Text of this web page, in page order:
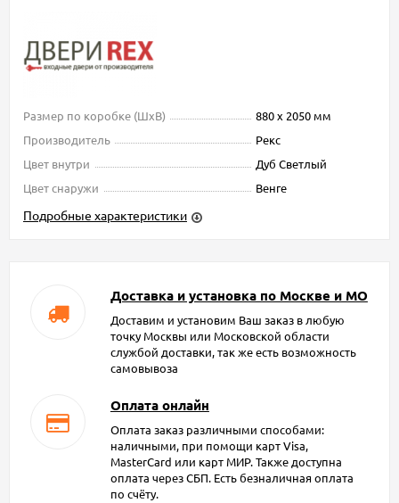
Размер по коробке (ШxВ)
880 х 2050 мм
Производитель
Рекс
Цвет внутри
Дуб Светлый
Цвет снаружи
Венге
Подробные характеристики
Доставка и установка по Москве и МО
Доставим и установим Ваш заказ в любую
точку Москвы или Московской области
службой доставки, так же есть возможность
самовывоза
Оплата онлайн
Оплата заказ различными способами:
наличными, при помощи карт Visa,
MasterCard или карт МИР. Также доступна
оплата через СБП. Есть безналичная оплата
по счёту.